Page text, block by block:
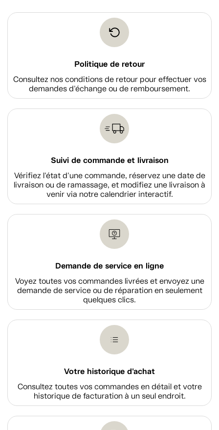
Politique de retour
Consultez nos conditions de retour pour effectuer vos
demandes d'échange ou de remboursement.
Suivi de commande et livraison
Vérifiez l'état d'une commande, réservez une date de
livraison ou de ramassage, et modifiez une livraison à
venir via notre calendrier interactif.
Demande de service en ligne
Voyez toutes vos commandes livrées et envoyez une
demande de service ou de réparation en seulement
quelques clics.
Votre historique d'achat
Consultez toutes vos commandes en détail et votre
historique de facturation à un seul endroit.